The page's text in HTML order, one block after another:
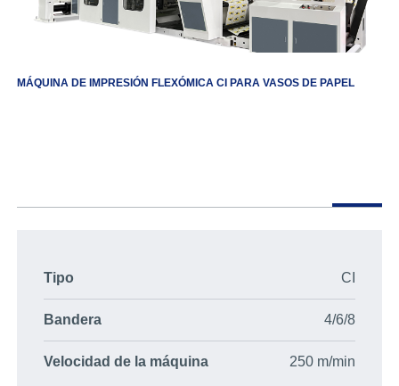
MÁQUINA DE IMPRESIÓN FLEXÓMICA CI PARA VASOS DE PAPEL
Tipo CI
Bandera 4/6/8
Velocidad de la máquina 250 m/min